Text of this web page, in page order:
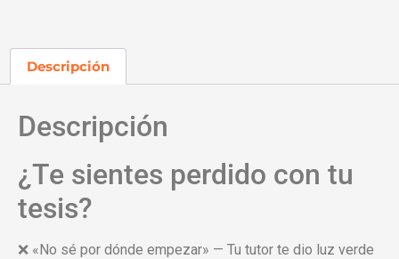
Descripción
Descripción
¿Te sientes perdido con tu
tesis?
❌ «No sé por dónde empezar» — Tu tutor te dio luz verde